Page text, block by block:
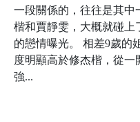
一段關係的，往往是其中
楷和賈靜雯，大概就碰上
的戀情曝光。 相差9歲的
度明顯高於修杰楷，從
強...